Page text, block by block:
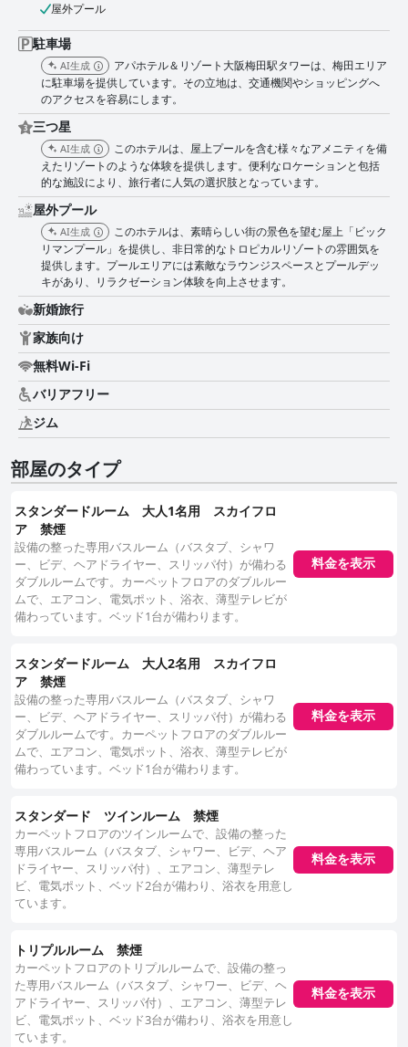
プレストランもあります。周辺地域には多様なレストランやパブが点在して
おり、ゲストは遠くまで出かけることなく、豊かな食事体験を簡単に楽しむ
ことができます。軽微な欠点としては、時折料理がぬるかったり、レストラ
ンの営業時間が分かりにくいことがありますが、ダイニングシーンは全体的
に肯定的な側面です。 APAホテル＆リゾート大阪梅田駅タワーの客室は、
コンパクトながらも清潔で機能的であり、大型のスマートテレビ、冷蔵庫、
充実したアメニティなどの最新設備が備わっています。スペースの巧みな利
用と、高層階からの壮大なシティビューは、ゲストの満足度を高めます。部
屋のサイズは家族連れや背の高い人にとっては狭く感じるかもしれません
が、考え抜かれたデザインと清潔さが快適な滞在を保証します。 清潔さは
際立った特徴であり、手入れの行き届いた客室と公共エリアに対する一貫し
た賞賛があります。ハウスキーピングスタッフは、一部のゲストがストレス
を感じているように見えたと指摘しているにもかかわらず、徹底した仕事ぶ
りで高く評価されています。 ホテルのスタッフは、親切さ、フレンドリー
さ、効率性で高い評価を得ています。ゲストは、スタッフの英語の堪能さ
と、迅速で丁寧なサービスに感謝しています。サービスレベルのわずかなば
らつきや、スタッフメンバーの間で時折ストレスが見られることが指摘され
ましたが、全体的な肯定的な認識を大きく損なうものではありませんでし
た。 無料Wi-Fiは、一般的に客室内で効果的であり、ストリーミングに最適
な高速で信頼性の高い接続を提供します。ただし、特に公共エリアやピーク
時には接続の問題が時折発生し、一部のゲストは不満を感じています。 ス
パと大浴場施設は高く評価されており、広々として清潔なアメニティがリラ
ックスして楽しい滞在に貢献しています。夏季のみ利用可能なルーフトップ
プールは、壮大な景色を提供し、追加料金がかかるにもかかわらず、貴重な
追加要素と見なされています。 ジムは手入れが行き届いており機能的です
が、追加料金がかかるため、一部のゲストは不便に感じています。ルーフト
ッププール、ファミリールーム、大浴場エリアなどのその他の施設は、ゲス
トエクスペリエンスをさらに向上させます。 敷地内の駐車場の利用は制限
される場合がありますが、ホテルは便利なタクシーサービスと近くの代替駐
ル＆リゾート大阪梅田駅タワーは、絶好のロケーション、充実したアメニテ
ィ、そして行き届いたサービスで賞賛されており、大阪を訪れるビジネスお
よびレジャー旅行者にとって確かな選択肢となっています。その清潔さ、便
利なダイニングオプション、そしてリラックスできるスパ施設は、ゲストエ
クスペリエンスを著しく豊かにします。
屋外プール
駐車場
AI生成
アパホテル＆リゾート大阪梅田駅タワーは、梅田エリア
に駐車場を提供しています。その立地は、交通機関やショッピングへ
のアクセスを容易にします。
三つ星
AI生成
このホテルは、屋上プールを含む様々なアメニティを備
えたリゾートのような体験を提供します。便利なロケーションと包括
的な施設により、旅行者に人気の選択肢となっています。
屋外プール
AI生成
このホテルは、素晴らしい街の景色を望む屋上「ビック
リマンプール」を提供し、非日常的なトロピカルリゾートの雰囲気を
提供します。プールエリアには素敵なラウンジスペースとプールデッ
キがあり、リラクゼーション体験を向上させます。
新婚旅行
家族向け
無料Wi-Fi
バリアフリー
ジム
部屋のタイプ
スタンダードルーム 大人1名用 スカイフロ
ア 禁煙
設備の整った専用バスルーム（バスタブ、シャワ
ー、ビデ、ヘアドライヤー、スリッパ付）が備わる
ダブルルームです。カーペットフロアのダブルルー
ムで、エアコン、電気ポット、浴衣、薄型テレビが
備わっています。ベッド1台が備わります。
料金を表示
スタンダードルーム 大人2名用 スカイフロ
ア 禁煙
設備の整った専用バスルーム（バスタブ、シャワ
ー、ビデ、ヘアドライヤー、スリッパ付）が備わる
ダブルルームです。カーペットフロアのダブルルー
ムで、エアコン、電気ポット、浴衣、薄型テレビが
備わっています。ベッド1台が備わります。
料金を表示
スタンダード ツインルーム 禁煙
カーペットフロアのツインルームで、設備の整った
専用バスルーム（バスタブ、シャワー、ビデ、ヘア
ドライヤー、スリッパ付）、エアコン、薄型テレ
ビ、電気ポット、ベッド2台が備わり、浴衣を用意し
ています。
料金を表示
トリプルルーム 禁煙
カーペットフロアのトリプルルームで、設備の整っ
た専用バスルーム（バスタブ、シャワー、ビデ、ヘ
アドライヤー、スリッパ付）、エアコン、薄型テレ
ビ、電気ポット、ベッド3台が備わり、浴衣を用意し
ています。
料金を表示